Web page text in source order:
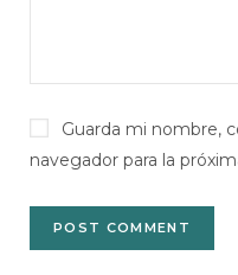
Guarda mi nombre,
navegador para la